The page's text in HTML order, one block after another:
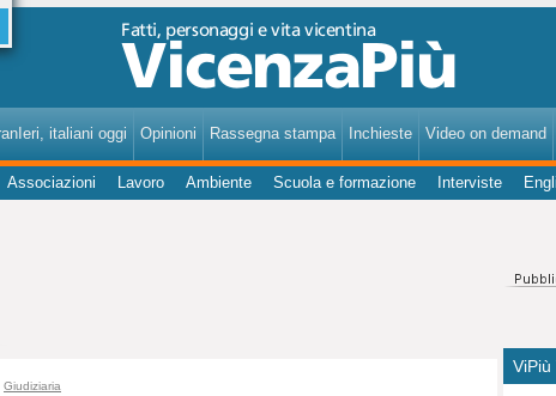
italiani oggi Opinioni Rassegna stampa Inchieste Video on demand
Associazioni Lavoro Ambiente Scuola e formazione Interviste
Giudiziaria
ViPiù